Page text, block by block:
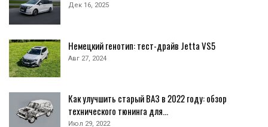
Дек 16, 2025
Немецкий генотип: тест-драйв Jetta VS5
Авг 27, 2024
Как улучшить старый ВАЗ в 2022 году: обзор
технического тюнинга для…
Июл 29, 2022